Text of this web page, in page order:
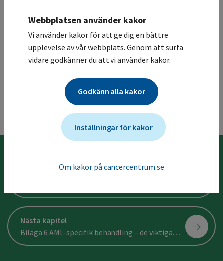
S, Appelbaum FR, Buchner T, et al.
Diagnosis and management of AML in
adults: 2017 ELN recommendations from
an international expert panel. Blood.
Till toppen
Föregående kapitel
Nästa kapitel
Bilaga 6 AML-specifik behandling – de viktigaste läkemedlen
Webbplatsen använder kakor
Vi använder kakor för att ge dig en bättre
upplevelse av vår webbplats. Genom att surfa
vidare godkänner du att vi använder kakor.
Godkänn alla kakor
Inställningar för kakor
Om kakor på cancercentrum.se